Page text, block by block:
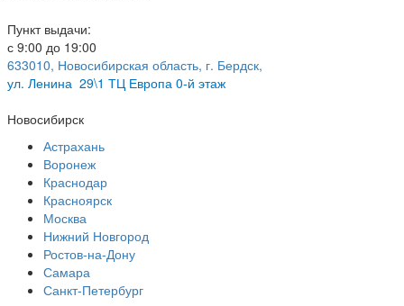
Пункт выдачи:
с 9:00 до 19:00
633010, Новосибирская область, г. Бердск,
ул. Ленина 29\1 ТЦ Европа 0-й этаж
Новосибирск
Астрахань
Воронеж
Краснодар
Красноярск
Москва
Нижний Новгород
Ростов-на-Дону
Самара
Санкт-Петербург